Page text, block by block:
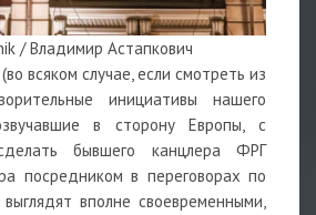
/ Владимир Астапкович
всяком случае, если смотреть из
инициативы нашего
в сторону Европы, с
бывшего канцлера ФРГ
посредником в переговорах по
вполне своевременными,